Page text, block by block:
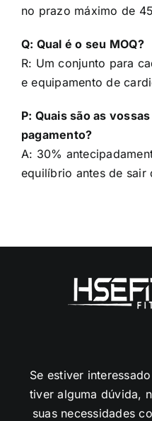
R: Um conjunto para
e equipamento de
pagamento?
A: 30%
equilíbrio antes de sair
Se estiver
tiver alguma dúvida,
suas necessidades